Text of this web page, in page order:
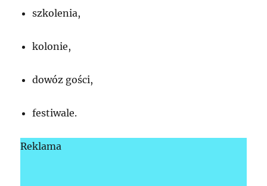
szkolenia,
kolonie,
dowóz gości,
festiwale.
Reklama